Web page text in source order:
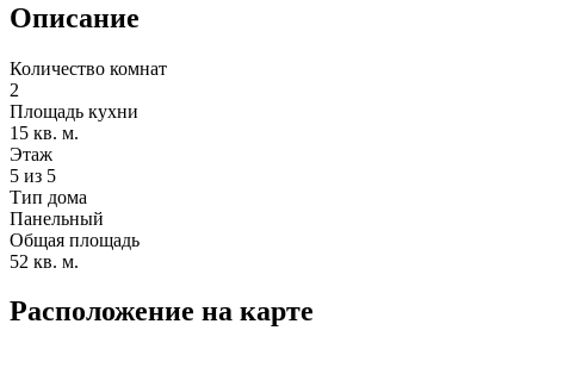
Описание
Количество комнат
2
Площадь кухни
15 кв. м.
Этаж
5 из 5
Тип дома
Панельный
Общая площадь
52 кв. м.
Расположение на карте